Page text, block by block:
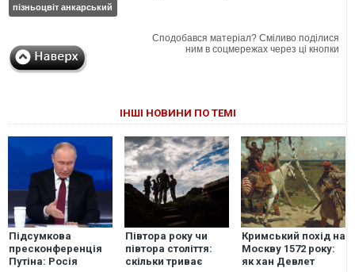
пізньоцвіт анкарський
Сподобався матеріал? Сміливо поділися
ним в соцмережах через ці кнопки
ІНШІ НОВИНИ ПО ТЕМІ
Підсумкова
пресконференція
Путіна: Росія
Півтора року чи
півтора століття:
скільки триває
Кримський похід на
Москву 1572 року:
як хан Девлет